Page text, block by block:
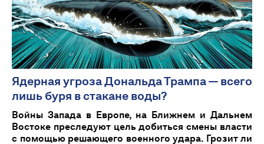
Ядерная угроза Дональда Трампа — всего
лишь буря в стакане воды?
Войны Запада в Европе, на Ближнем и Дальнем
Востоке преследуют цель добиться смены власти
с помощью решающего военного удара. Грозит ли